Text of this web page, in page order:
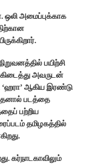
அமைப்புக்காக
பயிற்சி
அவருடன்
‘ஹரா’ ஆகிய இரண்டு
படத்தை
பற்றிய
தமிழகத்தில்
கர்நாடகாவிலும்